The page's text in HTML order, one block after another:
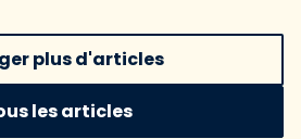
plus d'articles
les articles